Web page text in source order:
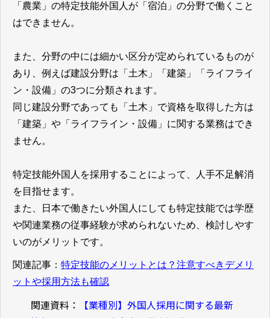
「農業」の特定技能外国人が「宿泊」の分野で働くこと
はできません。
また、分野の中には細かい区分が定められているものが
あり、例えば建設分野は「土木」「建築」「ライフライ
ン・設備」の3つに分類されます。
同じ建設分野であっても「土木」で資格を取得した方は
「建築」や「ライフライン・設備」に関する業務はでき
ません。
特定技能外国人を採用することによって、人手不足解消
を目指せます。
また、日本で働きたい外国人にしても特定技能では学歴
や関連業務の従事経験が求められないため、検討しやす
いのがメリットです。
関連記事： 特定技能のメリットとは？注意すべきデメリ
ットや採用方法も確認
関連資料：
【業種別】外国人採用に関する最新